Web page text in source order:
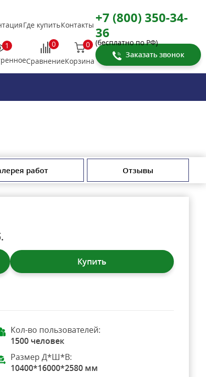
Где купитьКонтакты +7 (800) 350-34-
36
(бесплатно по РФ)
1
0
Сравнение
0
Корзина
Заказать звонок
работ Отзывы
Купить
Кол-во пользователей:
1500 человек
Размер Д*Ш*В:
10400*16000*2580 мм